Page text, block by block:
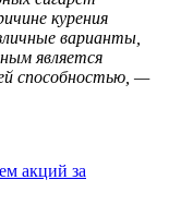
курения
варианты,
является
способностью, —
акций за